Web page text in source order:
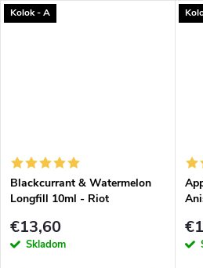
Kolok - A
Blackcurrant & Watermelon
Longfill 10ml - Riot
€13,60
Skladom